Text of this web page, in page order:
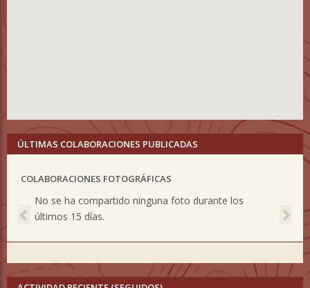
ÚLTIMAS COLABORACIONES PUBLICADAS
COLABORACIONES FOTOGRÁFICAS
No se ha compartido ninguna foto durante los
últimos 15 días.
Previous